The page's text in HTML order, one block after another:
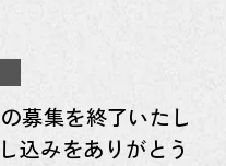
募集を終了いたし
込みをありがとう